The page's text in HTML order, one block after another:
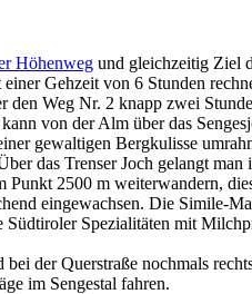
Höhenweg und gleichzeitig Ziel
Gehzeit von 6 Stunden
Weg Nr. 2 knapp zwei
von der Alm über das
gewaltigen Bergkulisse
das Trenser Joch gelangt
2500 m weiterwandern,
eingewachsen. Die Simile-
Spezialitäten mit
der Querstraße nochmals
im Sengestal fahren.